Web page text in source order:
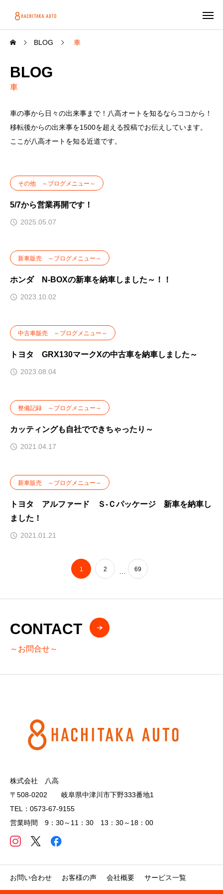
BLOG 車
BLOG
車
車の事から日々の出来事まで！八高オートを知るならココから！
移転後からの出来事を1500を超える投稿でお伝えしています。
ここが八高オートを知る近道です。
その他 ～ブログメニュー～
5/7から営業再開です！
2025.05.07
新車販売 ～ブログメニュー～
ホンダ N-BOXの新車を納車しました～！！
2023.10.02
中古車販売 ～ブログメニュー～
トヨタ GRX130マークXの中古車を納車しました～
2023.08.04
整備記録 ～ブログメニュー～
カッティングも自社でできちゃったり～
2021.04.17
新車販売 ～ブログメニュー～
トヨタ アルファード Ｓ-Ｃパッケージ 新車を納車し
ました！
2021.01.21
1 2 69
CONTACT
～お問合せ～
株式会社 八高
〒508-0202 岐阜県中津川市下野333番地1
TEL：0573-67-9155
営業時間 9：30～11：30 13：30～18：00
お問い合わせ お客様の声 会社概要 サービス一覧